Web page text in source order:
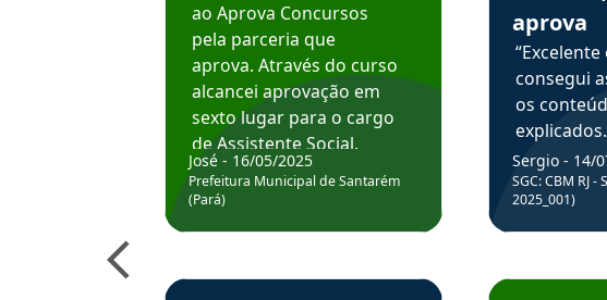
ao Aprova Concursos
pela parceria que
aprova. Através do curso
alcancei aprovação em
sexto lugar para o cargo
de Assistente Social.
Hoje estou atuando na
Prefeitura de Santarém.
José - 16/05/2025
Prefeitura Municipal de Santarém
(Pará)
Estudante Elais recomenda o Aprova Concursos em
aprova
“Excelente
consegui
os
Sergio - 14/
SGC: CBM RJ
2025_001)
Estudante